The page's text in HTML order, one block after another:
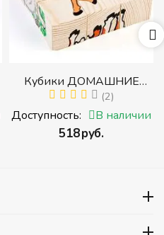
Кубики ДОМАШНИЕ
ЖИВОТНЫЕ (Томик)
(Набор кубиков
разрезных (складных))
(2)
Доступность: В наличии
‍518‍руб.